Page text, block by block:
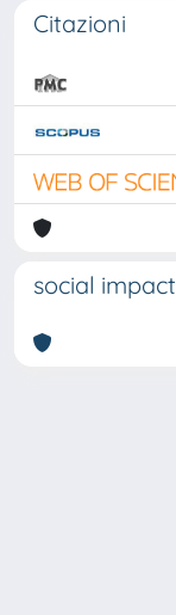
Citazioni
social impact